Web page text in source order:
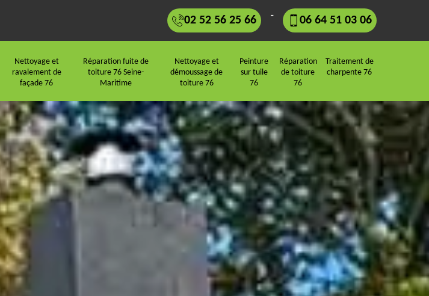
02 52 56 25 66 - 06 64 51 03 06
Nettoyage et
ravalement de
façade 76
Réparation fuite de
toiture 76 Seine-
Maritime
Nettoyage et
démoussage de
toiture 76
Peinture
sur tuile
76
Réparation
de toiture
76
Traitement de
charpente 76